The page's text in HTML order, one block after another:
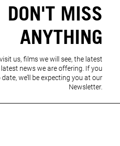
DON'T MISS
ANYTHING
us, films we will see, the latest
news we are offering. If you
we’ll be expecting you at our
Newsletter.